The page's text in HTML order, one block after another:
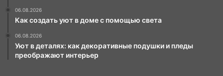
06.08.2026
Как создать уют в доме с помощью света
06.08.2026
Уют в деталях: как декоративные подушки и пледы
преображают интерьер